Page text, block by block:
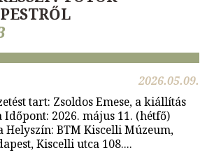
2026.05.09.
tart: Zsoldos Emese, a kiállítás
2026. május 11. (hétfő)
Helyszín: BTM Kiscelli Múzeum,
Kiscelli utca 108....